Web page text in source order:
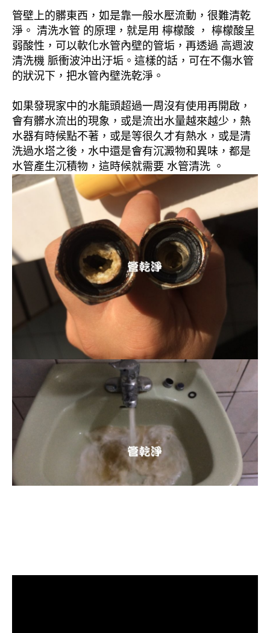
管壁上的髒東西，如是靠一般水壓流動，很難清乾
淨。 清洗水管 的原理，就是用 檸檬酸 ， 檸檬酸呈
弱酸性，可以軟化水管內壁的管垢，再透過 高週波
清洗機 脈衝波沖出汙垢。這樣的話，可在不傷水管
的狀況下，把水管內壁洗乾淨。
如果發現家中的水龍頭超過一周沒有使用再開啟，
會有髒水流出的現象，或是流出水量越來越少，熱
水器有時候點不著，或是等很久才有熱水，或是清
洗過水塔之後，水中還是會有沉澱物和異味，都是
水管產生沉積物，這時候就需要 水管清洗 。